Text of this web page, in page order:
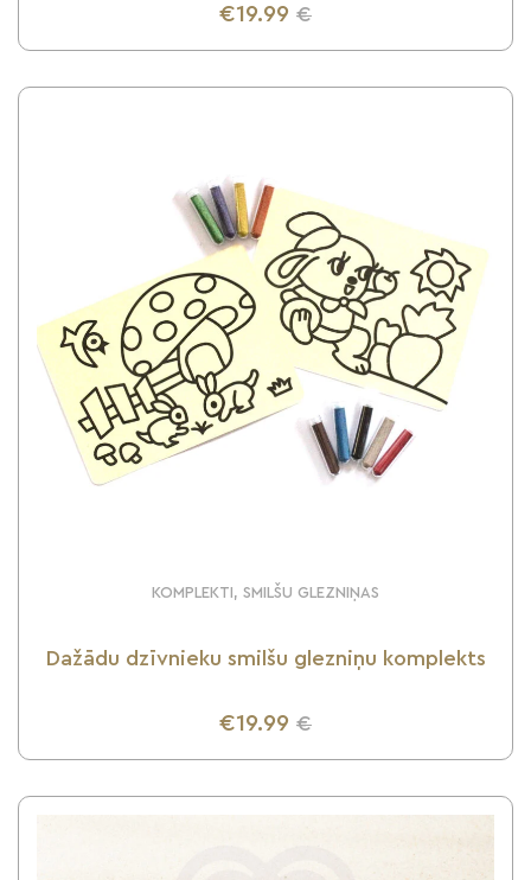
€19.99 €
UZZINI VAIRĀK
KOMPLEKTI, SMILŠU GLEZNIŅAS
Dažādu dzīvnieku smilšu glezniņu komplekts
€19.99 €
UZZINI VAIRĀK